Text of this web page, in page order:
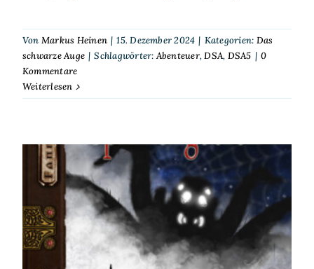
Von Markus Heinen | 15. Dezember 2024 | Kategorien: Das
schwarze Auge | Schlagwörter:Abenteuer,DSA, DSA5 | 0
Kommentare
Weiterlesen
DSA – Die Rache des
Spinnengötzen